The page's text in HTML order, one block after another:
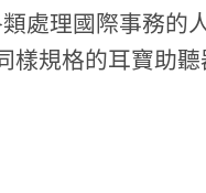
處理國際事務的
規格的耳寶助